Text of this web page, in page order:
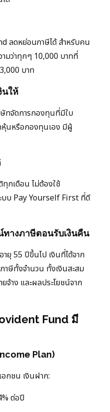
ลดหย่อนภาษีได้ สำหรับคน
มว่าทุกๆ 10,000 บาทที่
บาท
นให้
ทจัดการกองทุนที่มีใบ
หุ้นหรือกองทุนเอง มีผู้
กเดือน ไม่ต้องใช้
บ Pay Yourself First ที่ดี
างภาษีตอนรับเงินคืน
ยุ 55 ปีขึ้นไป เงินที่ได้จาก
ษีทั้งจำนวน ทั้งเงินสะสม
าง และผลประโยชน์จาก
Fund มี
Plan)
กชน เงินฝาก:
ต่อปี